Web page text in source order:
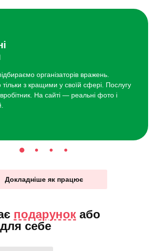
організаторів вражень.
з кращими у своїй сфері. Послугу
На сайті — реальні фото і
Докладніше як працює
подарунок або
себе